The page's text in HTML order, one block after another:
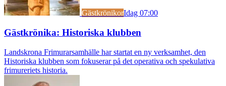
GästkrönikorIdag 07:00
Gästkrönika: Historiska klubben
Landskrona Frimurarsamhälle har startat en ny verksamhet, den
Historiska klubben som fokuserar på det operativa och spekulativa
frimureriets historia.